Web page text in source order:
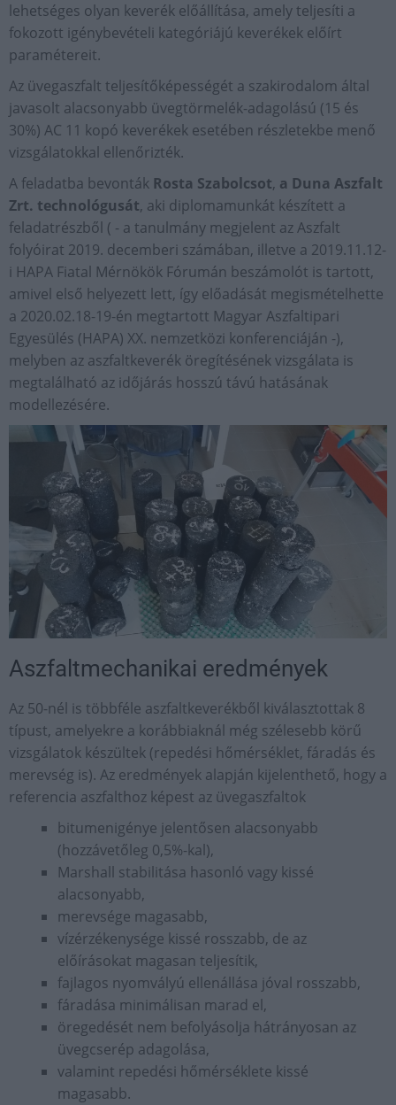
lehetséges olyan keverék előállítása, amely teljesíti a
fokozott igénybevételi kategóriájú keverékek előírt
paramétereit.
Az üvegaszfalt teljesítőképességét a szakirodalom által
javasolt alacsonyabb üvegtörmelék-adagolású (15 és
30%) AC 11 kopó keverékek esetében részletekbe menő
vizsgálatokkal ellenőrizték.
A feladatba bevonták Rosta Szabolcsot, a Duna Aszfalt
Zrt. technológusát, aki diplomamunkát készített a
feladatrészből ( - a tanulmány megjelent az Aszfalt
folyóirat 2019. decemberi számában, illetve a 2019.11.12-
i HAPA Fiatal Mérnökök Fórumán beszámolót is tartott,
amivel első helyezett lett, így előadását megismételhette
a 2020.02.18-19-én megtartott Magyar Aszfaltipari
Egyesülés (HAPA) XX. nemzetközi konferenciáján -),
melyben az aszfaltkeverék öregítésének vizsgálata is
megtalálható az időjárás hosszú távú hatásának
modellezésére.
Aszfaltmechanikai eredmények
Az 50-nél is többféle aszfaltkeverékből kiválasztottak 8
típust, amelyekre a korábbiaknál még szélesebb körű
vizsgálatok készültek (repedési hőmérséklet, fáradás és
merevség is). Az eredmények alapján kijelenthető, hogy a
referencia aszfalthoz képest az üvegaszfaltok
bitumenigénye jelentősen alacsonyabb
(hozzávetőleg 0,5%-kal),
Marshall stabilitása hasonló vagy kissé
alacsonyabb,
merevsége magasabb,
vízérzékenysége kissé rosszabb, de az
előírásokat magasan teljesítik,
fajlagos nyomvályú ellenállása jóval rosszabb,
fáradása minimálisan marad el,
öregedését nem befolyásolja hátrányosan az
üvegcserép adagolása,
valamint repedési hőmérséklete kissé
magasabb.